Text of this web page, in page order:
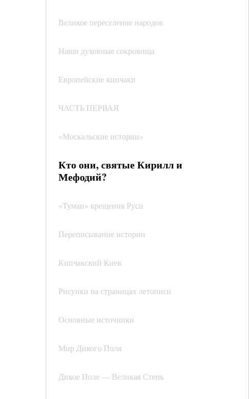
Великое переселение народов
Наши духовные сокровища
Европейские кипчаки
ЧАСТЬ ПЕРВАЯ
«Москальские истории»
Кто они, святые Кирилл и
Мефодий?
«Туман» крещения Руси
Переписывание истории
Кипчакский Киев
Рисунки на страницах летописи
Основные источники
Мир Дикого Поля
Дикое Поле — Великая Степь